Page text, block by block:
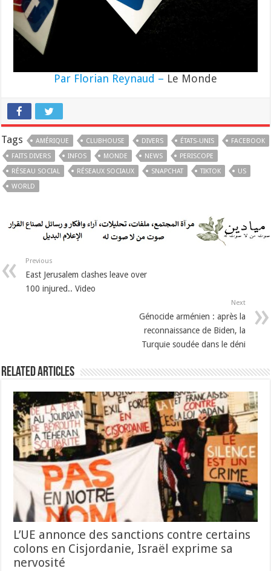
Par Florian Reynaud – Le Monde
Tags AMÉRIQUE CLUBHOUSE DIVERS ÉTATS-UNIS
FACEBOOK
FAITS DIVERS
INFOS MONDE NEWS
PERISCOPE
RÉSEAU SOCIAL
RÉSEAUX SOCIAUX SNAPCHAT TIKTOK
US
WORLD
Previous
East Jerusalem clashes leave over
100 injured.. Video
Next
Génocide arménien : après la
reconnaissance de Biden, la
Turquie soudée dans le déni
Related Articles
L’UE annonce des sanctions contre certains
colons en Cisjordanie, Israël exprime sa
nervosité